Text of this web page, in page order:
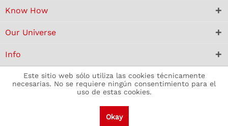
Know How
Our Universe
Info
Este sitio web sólo utiliza las cookies técnicamente
necesarias. No se requiere ningún consentimiento para el
uso de estas cookies.
Okay